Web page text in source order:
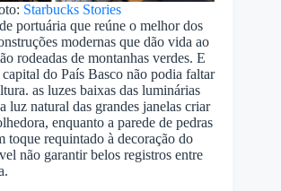
Starbucks Stories
portuária que reúne o melhor dos
modernas que dão vida ao
rodeadas de montanhas verdes. E
do País Basco não podia faltar
as luzes baixas das luminárias
luz natural das grandes janelas criar
enquanto a parede de pedras
toque requintado à decoração do
não garantir belos registros entre